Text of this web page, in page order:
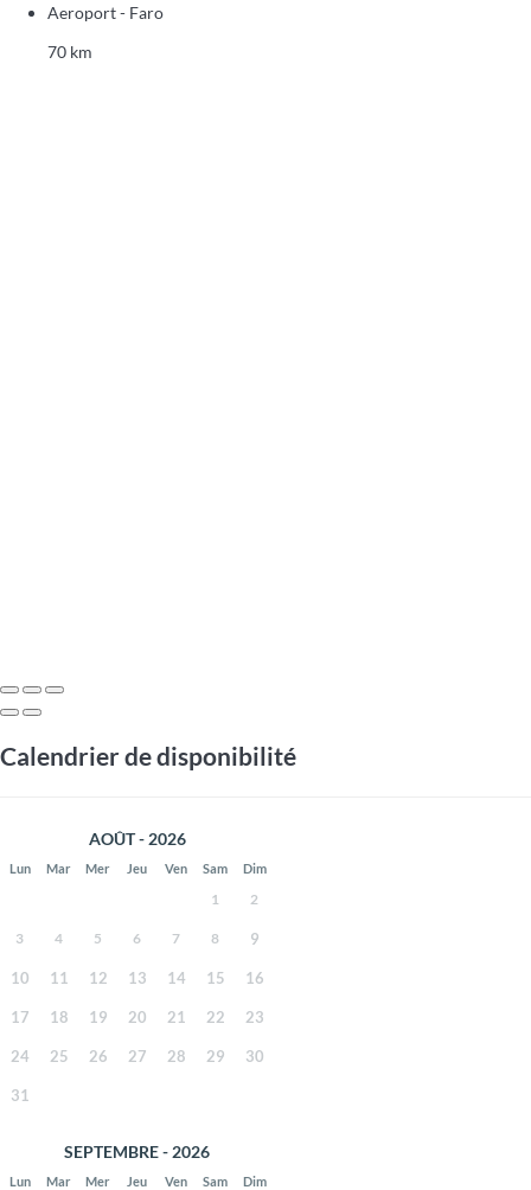
Aeroport - Faro
70 km
Calendrier de disponibilité
AOÛT - 2026
Lun Mar Mer Jeu Ven Sam Dim
1 2
3 4 5 6 7 8 9
10 11 12 13 14 15 16
17 18 19 20 21 22 23
24 25 26 27 28 29 30
31
SEPTEMBRE - 2026
Lun Mar Mer Jeu Ven Sam Dim